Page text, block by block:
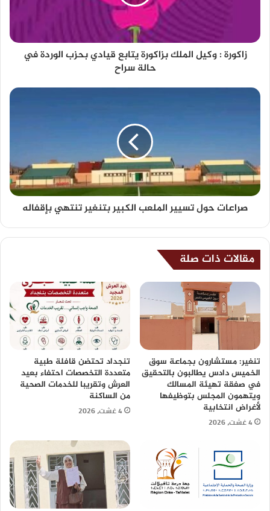
زاكورة : وكيل الملك بزاكورة يتابع قيادي بحزب الوردة في
حالة سراح
صراعات حول تسيير الملعب الكبير بتنغير تنتهي بإقفاله
مقالات ذات صلة
تنغير: مستشارون بجماعة سوق
الخميس دادس يطالبون بالتحقيق
في صفقة تهيئة المسالك
ويتهمون المجلس بتوظيفها
لأغراض انتخابية
4 غشت، 2026
تنجداد تحتضن قافلة طبية
متعددة التخصصات احتفاء بعيد
العرش وتقريبا للخدمات الصحية
من الساكنة
4 غشت، 2026